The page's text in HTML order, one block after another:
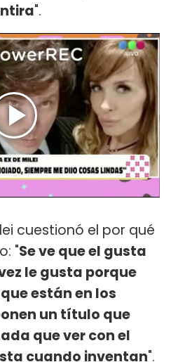
".
cuestionó el por qué
"Se ve que el gusta
le gusta porque
están en los
un título que
que ver con el
cuando inventan".